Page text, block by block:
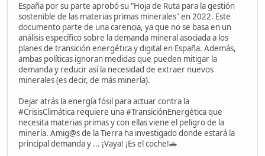
España por su parte aprobó su "Hoja de Ruta para la gestión
sostenible de las materias primas minerales" en 2022. Este
documento parte de una carencia, ya que no se basa en un
análisis específico sobre la demanda mineral asociada a los
planes de transición energética y digital en España. Además,
ambas políticas ignoran medidas que pueden mitigar la
demanda y reducir así la necesidad de extraer nuevos
minerales (es decir, de más minería).
Dejar atrás la energía fósil para actuar contra la
#CrisisClimática requiere una #TransiciónEnergética que
necesita materias primas y con ellas viene el peligro de la
minería. Amig@s de la Tierra ha investigado donde estará la
principal demanda y ... ¡Vaya! ¡Es el coche!🚗